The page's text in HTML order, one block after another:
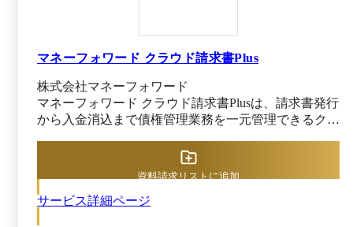
大きく変更せずに導入できる点も魅力です。
マネーフォワード クラウド請求書Plus
株式会社マネーフォワード
マネーフォワード クラウド請求書Plusは、請求書発行
から入金消込まで債権管理業務を一元管理できるクラ
おける商談情報をもとに請求書を作成可能。サブスク
リプションサービスなどの分割請求にも対応してお
請求書を作成できます。さらに、マネーフォワード
サービス詳細ページ
資料請求リストに追加